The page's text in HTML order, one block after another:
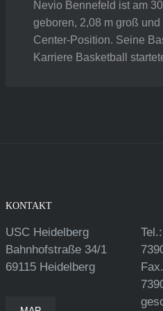
Nevio Bennefeld ist am
geboren, 2,08 m groß
Center-Position. Seine
Karriere Basketball
KONTAKT
USC Heidelberg
Bahnhofstraße 34/1
69115 Heidelberg